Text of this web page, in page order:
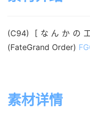
(C94) [なんかの
(FateGrand Order)
素材详情